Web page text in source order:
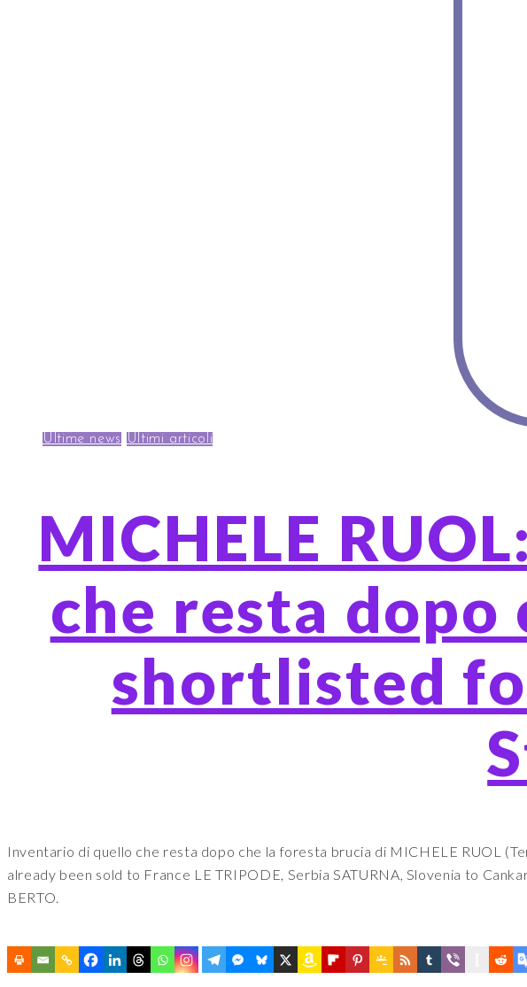
Ultime news Ultimi articoli
MICHELE
che resta
shortlisted
Inventario di quello che resta dopo che la foresta brucia di MICHELE RUOL
already been sold to France LE TRIPODE, Serbia SATURNA, Slovenia to
BERTO.